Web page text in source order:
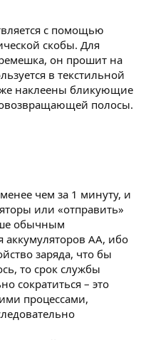
с помощью
скобы. Для
он прошит на
в текстильной
наклеены бликующие
полосы.
чем за 1 минуту, и
или «отправить»
обычным
аккумуляторов АА, ибо
заряда, что бы
то срок службы
сократиться – это
процессами,